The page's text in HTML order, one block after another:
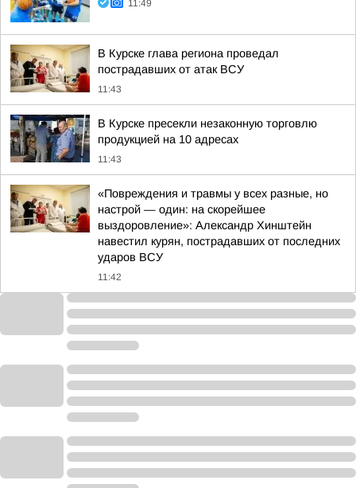
11:49
В Курске глава региона проведал
пострадавших от атак ВСУ
11:43
В Курске пресекли незаконную торговлю
продукцией на 10 адресах
11:43
«Повреждения и травмы у всех разные, но
настрой — один: на скорейшее
выздоровление»: Александр Хинштейн
навестил курян, пострадавших от последних
ударов ВСУ
11:42